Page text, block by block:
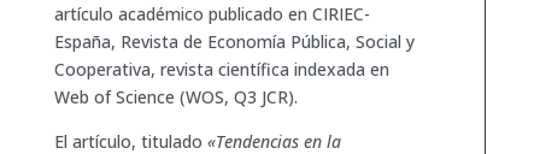
artículo académico publicado en CIRIEC-
España, Revista de Economía Pública, Social y
Cooperativa, revista científica indexada en
Web of Science (WOS, Q3 JCR).
El artículo, titulado «Tendencias en la